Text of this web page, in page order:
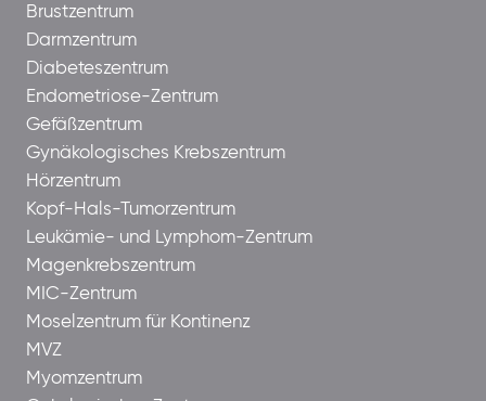
Brustzentrum
Darmzentrum
Diabeteszentrum
Endometriose-Zentrum
Gefäßzentrum
Gynäkologisches Krebszentrum
Hörzentrum
Kopf-Hals-Tumorzentrum
Leukämie- und Lymphom-Zentrum
Magenkrebszentrum
MIC-Zentrum
Moselzentrum für Kontinenz
MVZ
Myomzentrum